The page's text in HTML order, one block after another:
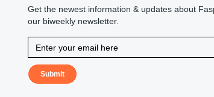
Get the newest information & updates about
our biweekly newsletter.
Submit